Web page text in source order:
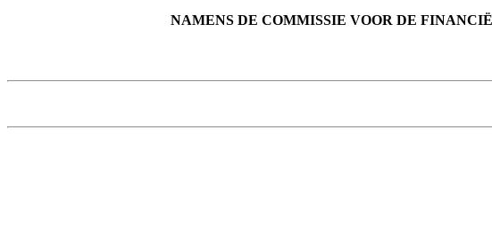
NAMENS DE COMMISSIE VOOR DE